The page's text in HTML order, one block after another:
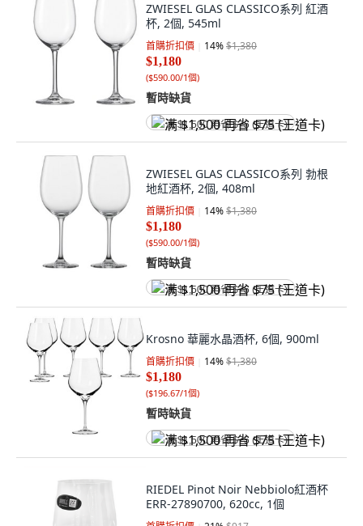
ZWIESEL GLAS CLASSICO系列 紅酒
杯, 2個, 545ml
首購折扣價 14%$1,380
$1,180
($590.00/1個)
暫時缺貨
满 $1,500 再省 $75 (王道卡)
ZWIESEL GLAS CLASSICO系列 勃根
地紅酒杯, 2個, 408ml
首購折扣價 14%$1,380
$1,180
($590.00/1個)
暫時缺貨
满 $1,500 再省 $75 (王道卡)
Krosno 華麗水晶酒杯, 6個, 900ml
首購折扣價 14%$1,380
$1,180
($196.67/1個)
暫時缺貨
满 $1,500 再省 $75 (王道卡)
RIEDEL Pinot Noir Nebbiolo紅酒杯
ERR-27890700, 620cc, 1個